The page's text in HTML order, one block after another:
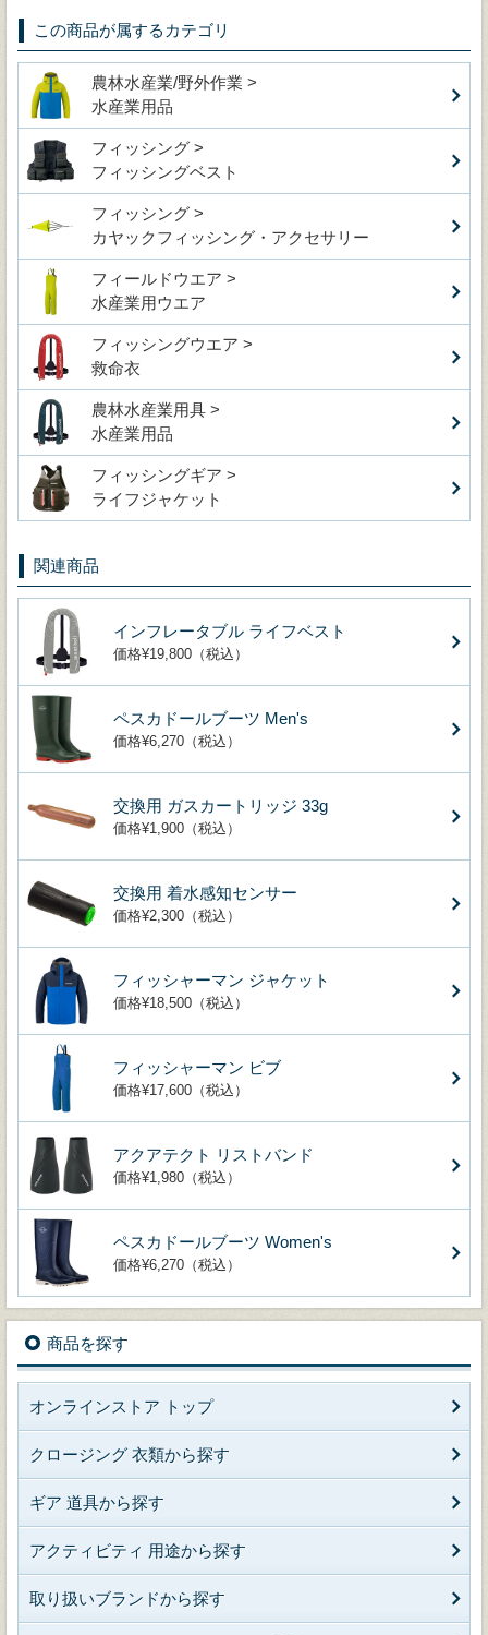
この商品が属するカテゴリ
農林水産業/野外作業 >
水産業用品
フィッシング >
フィッシングベスト
フィッシング >
カヤックフィッシング・アクセサリー
フィールドウエア >
水産業用ウエア
フィッシングウエア >
救命衣
農林水産業用具 >
水産業用品
フィッシングギア >
ライフジャケット
関連商品
インフレータブル ライフベスト
価格¥19,800（税込）
ペスカドールブーツ Men's
価格¥6,270（税込）
交換用 ガスカートリッジ 33g
価格¥1,900（税込）
交換用 着水感知センサー
価格¥2,300（税込）
フィッシャーマン ジャケット
価格¥18,500（税込）
フィッシャーマン ビブ
価格¥17,600（税込）
アクアテクト リストバンド
価格¥1,980（税込）
ペスカドールブーツ Women's
価格¥6,270（税込）
商品を探す
オンラインストア トップ
クロージング 衣類から探す
ギア 道具から探す
アクティビティ 用途から探す
取り扱いブランドから探す